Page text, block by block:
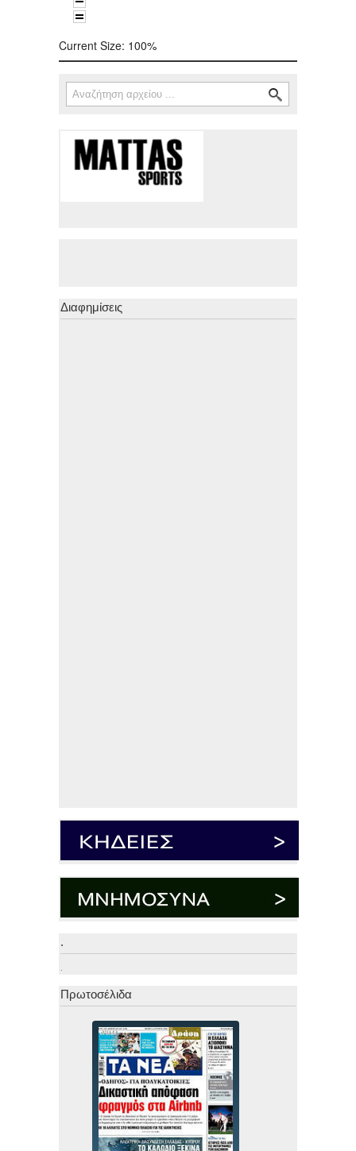
Current Size: 100%
Φόρμα αναζήτησης
Αναζήτηση
Διαφημίσεις
.
Πρωτοσέλιδα